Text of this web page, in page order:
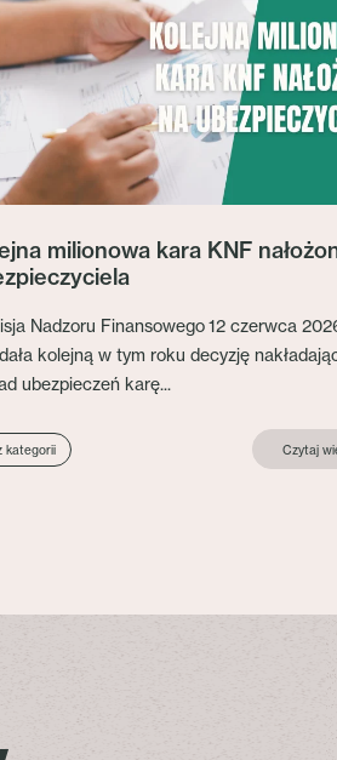
milionowa kara KNF
Nadzoru Finansowego 12 czerwca
kolejną w tym roku decyzję
ubezpieczeń karę...
kategorii Czytaj